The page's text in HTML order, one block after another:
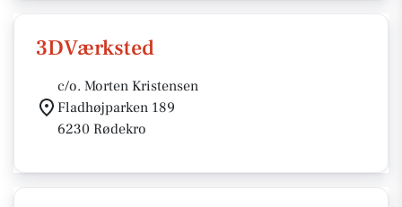
3DVærksted
c/o. Morten Kristensen
Fladhøjparken 189
6230 Rødekro